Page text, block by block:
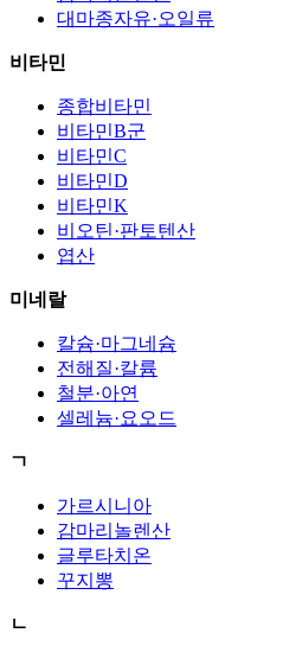
대마종자유·오일류
비타민
종합비타민
비타민B군
비타민C
비타민D
비타민K
비오틴·판토텐산
엽산
미네랄
칼슘·마그네슘
전해질·칼륨
철분·아연
셀레늄·요오드
ㄱ
가르시니아
감마리놀렌산
글루타치온
꾸지뽕
ㄴ